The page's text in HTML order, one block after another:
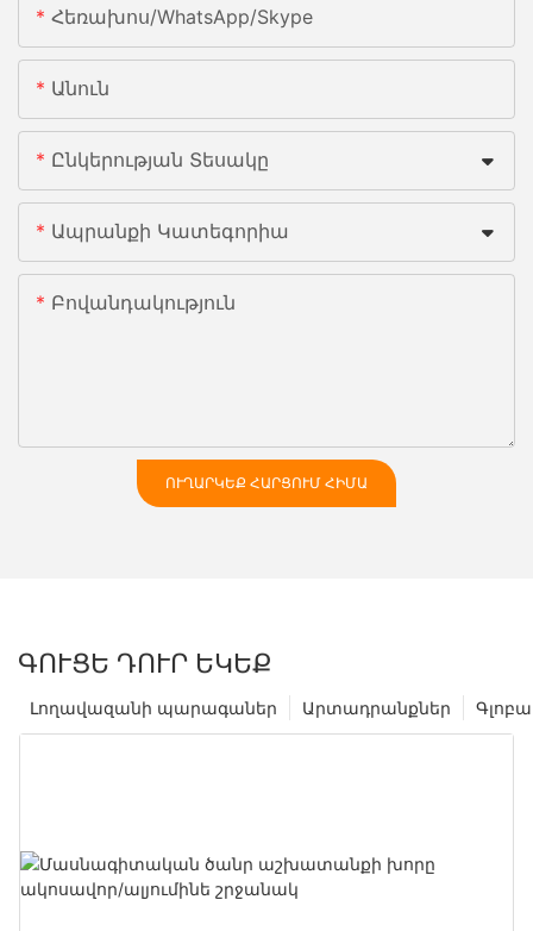
Հեռախոս/whatsApp/skype
Անուն
Ընկերության Տեսակը
Ապրանքի Կատեգորիա
Բովանդակություն
ՈՒՂԱՐԿԵՔ ՀԱՐՑՈՒՄ ՀԻՄԱ
ԳՈՒՑԵ ԴՈՒՐ ԵԿԵՔ
Արտադրանքներ
Լողավազանի պարագաներ